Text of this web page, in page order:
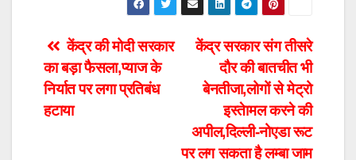
Post
navigation
केंद्र सरकार संग तीसरे
दौर की बातचीत भी
बेनतीजा,लोगों से मेट्रो
इस्तेामल करने की
अपील,दिल्ली-नोएडा रूट
पर लग सकता है लम्बा जाम
केंद्र की मोदी सरकार
का बड़ा फैसला,प्याज के
निर्यात पर लगा प्रतिबंध
हटाया